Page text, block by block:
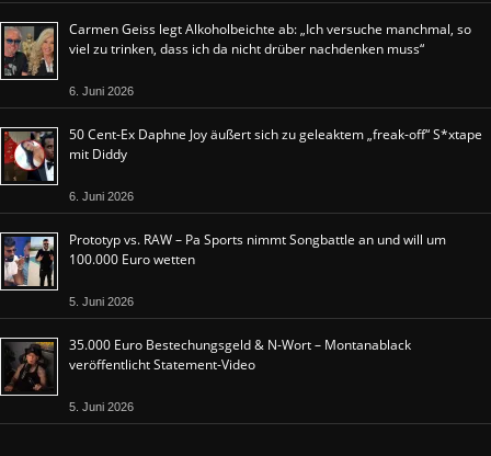
Carmen Geiss legt Alkoholbeichte ab: „Ich versuche manchmal, so
viel zu trinken, dass ich da nicht drüber nachdenken muss“
6. Juni 2026
50 Cent-Ex Daphne Joy äußert sich zu geleaktem „freak-off“ S*xtape
mit Diddy
6. Juni 2026
Prototyp vs. RAW – Pa Sports nimmt Songbattle an und will um
100.000 Euro wetten
5. Juni 2026
35.000 Euro Bestechungsgeld & N-Wort – Montanablack
veröffentlicht Statement-Video
5. Juni 2026